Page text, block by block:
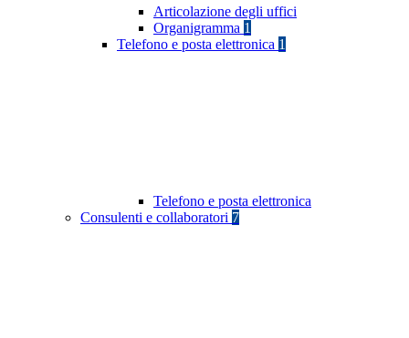
Articolazione degli uffici
Organigramma 1
Telefono e posta elettronica 1
Telefono e posta elettronica
Consulenti e collaboratori 7